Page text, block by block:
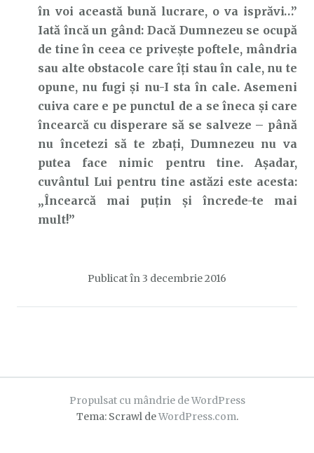
în voi această bună lucrare, o va isprăvi…”
Iată încă un gând: Dacă Dumnezeu se ocupă
de tine în ceea ce privește poftele, mândria
sau alte obstacole care îți stau în cale, nu te
opune, nu fugi și nu-I sta în cale. Asemeni
cuiva care e pe punctul de a se îneca și care
încearcă cu disperare să se salveze – până
nu încetezi să te zbați, Dumnezeu nu va
putea face nimic pentru tine. Așadar,
cuvântul Lui pentru tine astăzi este acesta:
„Încearcă mai puțin și încrede-te mai
mult!”
Publicat în 3 decembrie 2016
Propulsat cu mândrie de WordPress
Tema: Scrawl deWordPress.com.